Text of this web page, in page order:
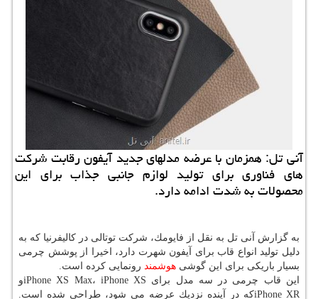
آنی تل: همزمان با عرضه مدلهای جدید آیفون رقابت شركت
های فناوری برای تولید لوازم جانبی جذاب برای این
محصولات به شدت ادامه دارد.
به گزارش آنی تل به نقل از فایومك، شركت توتالی در كالیفرنیا كه به
دلیل تولید انواع قاب برای آیفون شهرت دارد، اخیرا از پوشش چرمی
بسیار باریكی برای این گوشی هوشمند رونمایی كرده است.
این قاب چرمی در سه مدل برای iPhone XS Max، iPhone XSو
iPhone XRكه در آینده نزدیك عرضه می شود، طراحی شده است.